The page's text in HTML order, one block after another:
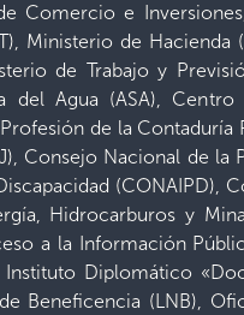
Comercio e
Ministerio de
de Trabajo y
del Agua (ASA),
de la
Consejo Nacional de
(CONAIPD),
Hidrocarburos y
a la Información
Diplomático
Beneficencia (LNB),